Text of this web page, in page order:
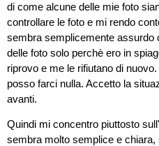
di come alcune delle mie foto
controllare le foto e mi rendo
sembra semplicemente assurdo
delle foto solo perchè ero in
riprovo e me le rifiutano di
posso farci nulla. Accetto la
avanti.
Quindi mi concentro piuttosto
sembra molto semplice e